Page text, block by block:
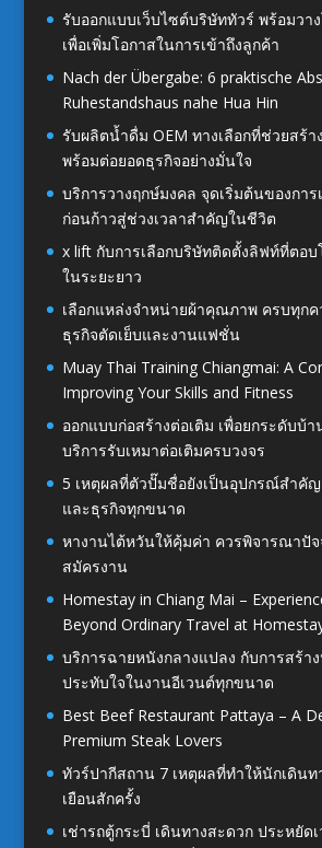
รับออกแบบเว็บไซต์บริษัททัวร์ พร้อมวาง
เพื่อเพิ่มโอกาสในการเข้าถึงลูกค้า
Nach der Übergabe: 6 praktische
Ruhestandshaus nahe Hua Hin
รับผลิตน้ำดื่ม OEM ทางเลือกที่ช่วยสร้า
พร้อมต่อยอดธุรกิจอย่างมั่นใจ
บริการวางฤกษ์มงคล จุดเริ่มต้นของกา
ก่อนก้าวสู่ช่วงเวลาสำคัญในชีวิต
x lift กับการเลือกบริษัทติดตั้งลิฟท์ที่ตอบ
ในระยะยาว
เลือกแหล่งจำหน่ายผ้าคุณภาพ ครบทุกค
ธุรกิจตัดเย็บและงานแฟชั่น
Muay Thai Training Chiangmai: A
Improving Your Skills and Fitness
ออกแบบก่อสร้างต่อเติม เพื่อยกระดับบ้
บริการรับเหมาต่อเติมครบวงจร
5 เหตุผลที่ตัวปั๊มชื่อยังเป็นอุปกรณ์สำคั
และธุรกิจทุกขนาด
หางานไต้หวันให้คุ้มค่า ควรพิจารณาปั
สมัครงาน
Homestay in Chiang Mai –
Beyond Ordinary Travel at
บริการฉายหนังกลางแปลง กับการสร้า
ประทับใจในงานอีเวนต์ทุกขนาด
Best Beef Restaurant Pattaya – A
Premium Steak Lovers
ทัวร์ปากีสถาน 7 เหตุผลที่ทำให้นักเดินท
เยือนสักครั้ง
เช่ารถตู้กระบี่ เดินทางสะดวก ประหยัด